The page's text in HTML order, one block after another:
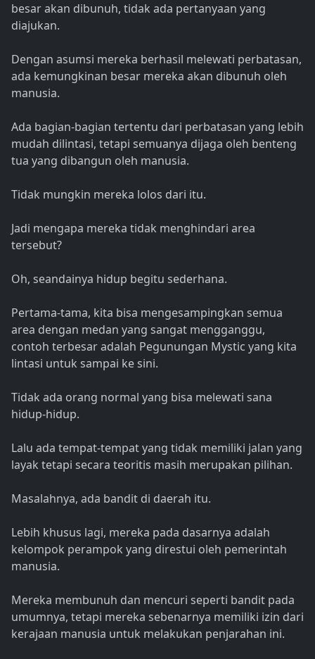
besar akan dibunuh, tidak ada pertanyaan yang
diajukan.
Dengan asumsi mereka berhasil melewati perbatasan,
ada kemungkinan besar mereka akan dibunuh oleh
manusia.
Ada bagian-bagian tertentu dari perbatasan yang lebih
mudah dilintasi, tetapi semuanya dijaga oleh benteng
tua yang dibangun oleh manusia.
Tidak mungkin mereka lolos dari itu.
Jadi mengapa mereka tidak menghindari area
tersebut?
Oh, seandainya hidup begitu sederhana.
Pertama-tama, kita bisa mengesampingkan semua
area dengan medan yang sangat mengganggu,
contoh terbesar adalah Pegunungan Mystic yang kita
lintasi untuk sampai ke sini.
Tidak ada orang normal yang bisa melewati sana
hidup-hidup.
Lalu ada tempat-tempat yang tidak memiliki jalan yang
layak tetapi secara teoritis masih merupakan pilihan.
Masalahnya, ada bandit di daerah itu.
Lebih khusus lagi, mereka pada dasarnya adalah
kelompok perampok yang direstui oleh pemerintah
manusia.
Mereka membunuh dan mencuri seperti bandit pada
umumnya, tetapi mereka sebenarnya memiliki izin dari
kerajaan manusia untuk melakukan penjarahan ini.